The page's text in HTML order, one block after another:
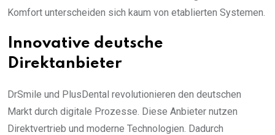
Komfort unterscheiden sich kaum von etablierten Systemen.
Innovative deutsche
Direktanbieter
DrSmile und PlusDental revolutionieren den deutschen
Markt durch digitale Prozesse. Diese Anbieter nutzen
Direktvertrieb und moderne Technologien. Dadurch